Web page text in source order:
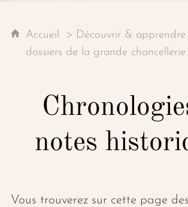
Accueil Découvrir & apprendre
dossiers de la grande chancellerie
notes
Vous trouverez sur cette page